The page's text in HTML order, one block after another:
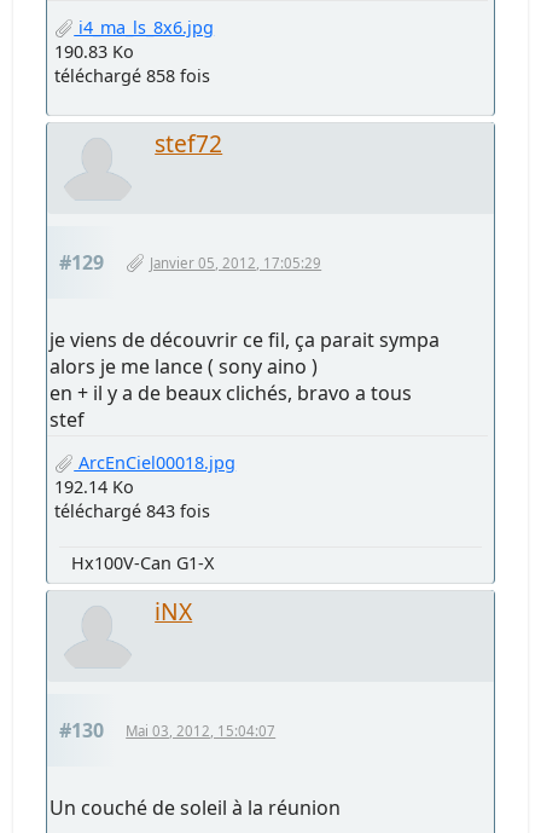
i4_ma_ls_8x6.jpg
190.83 Ko
téléchargé 858 fois
stef72
#129 Janvier 05, 2012, 17:05:29
je viens de découvrir ce fil, ça parait sympa
alors je me lance ( sony aino )
en + il y a de beaux clichés, bravo a tous
stef
ArcEnCiel00018.jpg
192.14 Ko
téléchargé 843 fois
Hx100V-Can G1-X
iNX
#130 Mai 03, 2012, 15:04:07
Un couché de soleil à la réunion